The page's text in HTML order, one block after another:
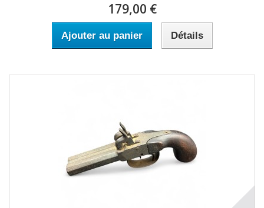
179,00 €
Ajouter au panier Détails